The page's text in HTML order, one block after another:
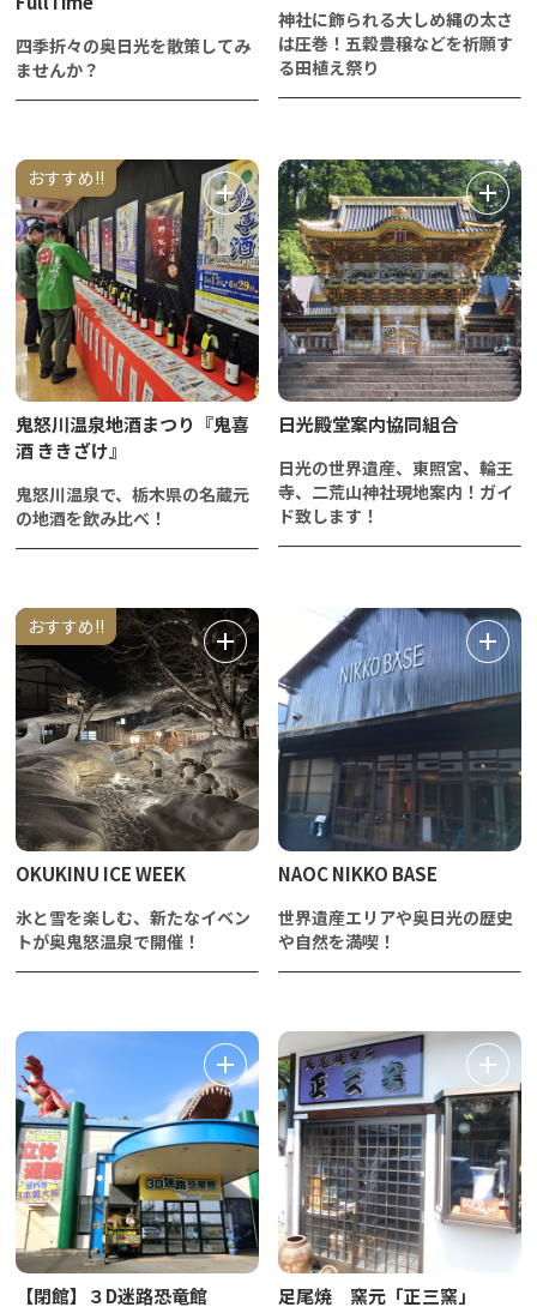
四季折々の奥日光を散策してみ
ませんか？
神社に飾られる大しめ縄の太さ
は圧巻！五穀豊穣などを祈願す
る田植え祭り
おすすめ!!
鬼怒川温泉地酒まつり『鬼喜
酒 ききざけ』
鬼怒川温泉で、栃木県の名蔵元
の地酒を飲み比べ！
日光殿堂案内協同組合
日光の世界遺産、東照宮、輪王
寺、二荒山神社現地案内！ガイ
ド致します！
おすすめ!!
OKUKINU ICE WEEK
氷と雪を楽しむ、新たなイベン
トが奥鬼怒温泉で開催！
NAOC NIKKO BASE
世界遺産エリアや奥日光の歴史
や自然を満喫！
【閉館】３D迷路恐竜館 足尾焼 窯元「正三窯」